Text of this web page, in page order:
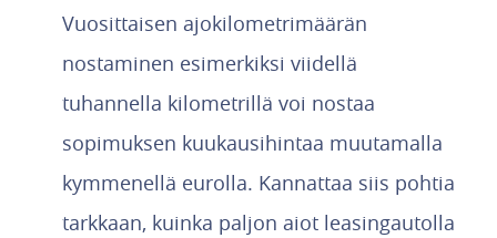
Vuosittaisen ajokilometrimäärän
nostaminen esimerkiksi viidellä
tuhannella kilometrillä voi nostaa
sopimuksen kuukausihintaa muutamalla
kymmenellä eurolla. Kannattaa siis pohtia
tarkkaan, kuinka paljon aiot leasingautolla